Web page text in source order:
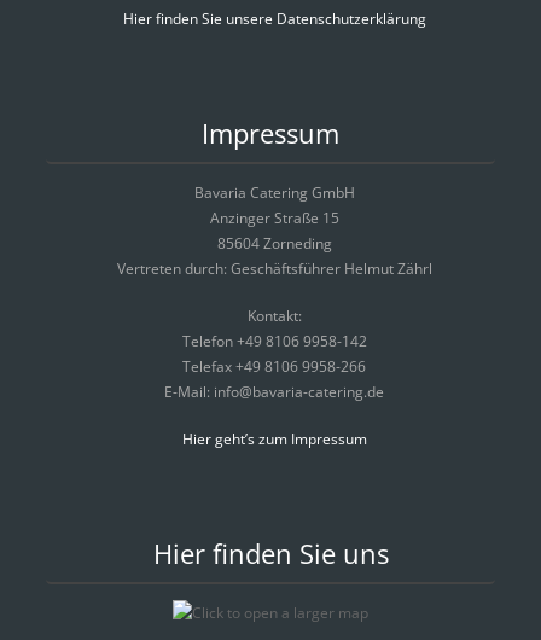
Hier finden Sie unsere Datenschutzerklärung
Impressum
Bavaria Catering GmbH
Anzinger Straße 15
85604 Zorneding
Vertreten durch: Geschäftsführer Helmut Zährl
Kontakt:
Telefon +49 8106 9958-142
Telefax +49 8106 9958-266
E-Mail: info@bavaria-catering.de
Hier geht’s zum Impressum
Hier finden Sie uns